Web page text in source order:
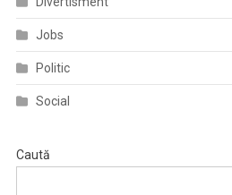
Jobs
Politic
Social
Caută